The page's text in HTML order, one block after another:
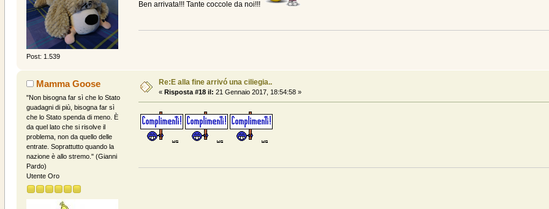
Post: 1.539
Ben arrivata!!! Tante coccole da noi!!!
Mamma Goose
"Non bisogna far sì che lo Stato
guadagni di più, bisogna far sì
che lo Stato spenda di meno. È
da quel lato che si risolve il
problema, non da quello delle
entrate. Soprattutto quando la
nazione è allo stremo." (Gianni
Pardo)
Utente Oro
Re:E alla fine arrivó una ciliegia..
« Risposta #18 il: 21 Gennaio 2017, 18:54:58 »